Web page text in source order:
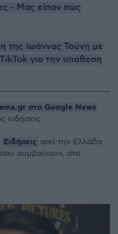
- Μας είπαν πως
της Ιωάννας Τούνη με
για την υπόθεση
στο Google News
ειδήσεις
Ειδήσεις από την Ελλάδα
συμβαίνουν, στο